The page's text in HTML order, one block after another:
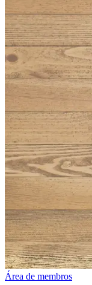
Área de membros